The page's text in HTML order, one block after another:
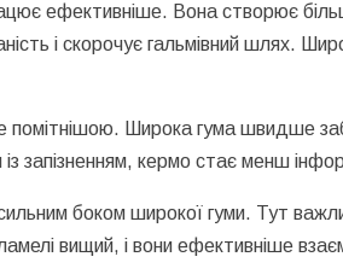
ефективніше. Вона створює
і скорочує гальмівний шлях.
помітнішою. Широка гума швидше
запізненням, кермо стає менш
боком широкої гуми. Тут
ламелі вищий, і вони ефективніше